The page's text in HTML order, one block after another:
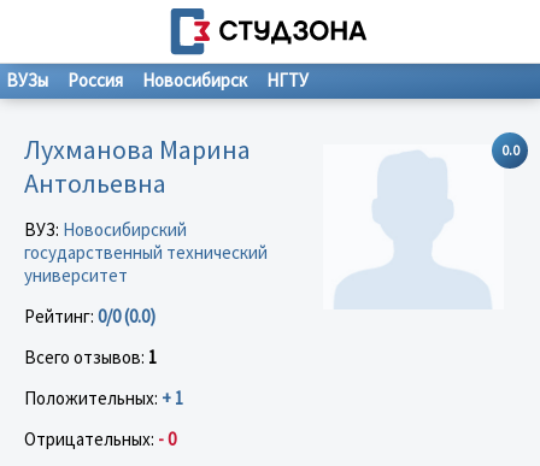
ВУЗы Россия Новосибирск НГТУ
0.0
Лухманова Марина
Антольевна
ВУЗ: Новосибирский
государственный технический
университет
Рейтинг: 0/0 (0.0)
Всего отзывов: 1
Положительных: + 1
Отрицательных: - 0